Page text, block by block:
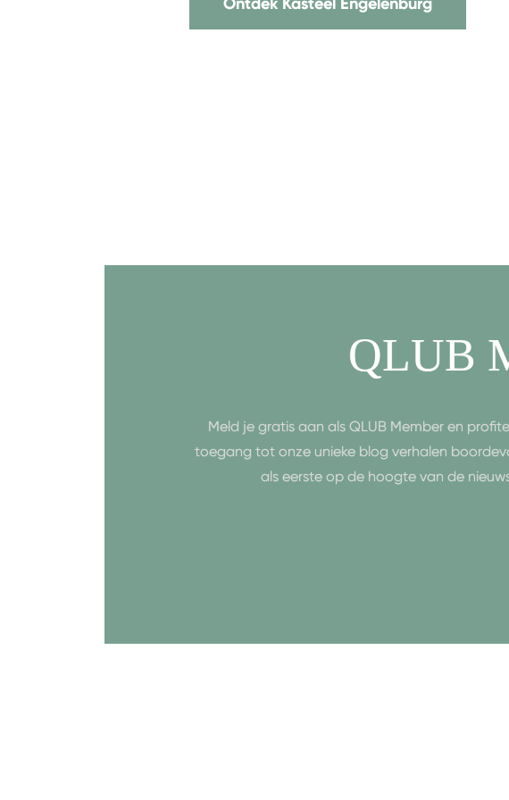
QLUB
Meld je gratis aan als QLUB Member en
toegang tot onze unieke blog verhalen
als eerste op de hoogte van de